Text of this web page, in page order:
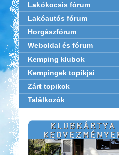
Lakókocsis fórum
Lakóautós fórum
Horgászfórum
Weboldal és fórum
Kemping klubok
Kempingek topikjai
Zárt topikok
Találkozók